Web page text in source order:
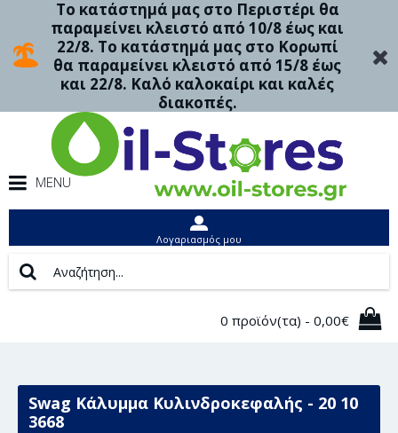
Το κατάστημά μας στο Περιστέρι θα
παραμείνει κλειστό από 10/8 έως και
22/8. Το κατάστημά μας στο Κορωπί
θα παραμείνει κλειστό από 15/8 έως
και 22/8. Καλό καλοκαίρι και καλές
διακοπές.
MENU
Λογαριασμός μου
0 προϊόν(τα) - 0,00€
Swag Κάλυμμα Κυλινδροκεφαλής - 20 10
3668